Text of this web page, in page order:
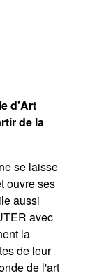
d'Art
de la
ne se laisse
ouvre ses
aussi
avec
la
de leur
de l'art